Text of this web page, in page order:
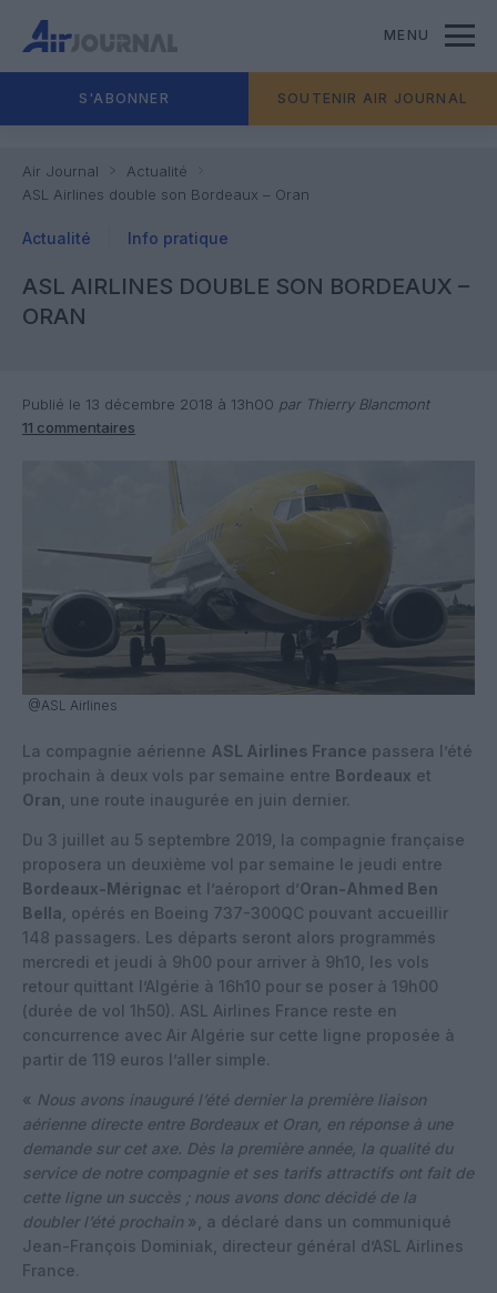
MENU
S'ABONNER SOUTENIR AIR JOURNAL
Air Journal
Actualité
ASL Airlines double son Bordeaux – Oran
Actualité Info pratique
ASL AIRLINES DOUBLE SON BORDEAUX –
ORAN
Publié le 13 décembre 2018 à 13h00 par Thierry Blancmont
11 commentaires
@ASL Airlines
La compagnie aérienne ASL Airlines France passera l’été
prochain à deux vols par semaine entre Bordeaux et
Oran , une route inaugurée en juin dernier.
Du 3 juillet au 5 septembre 2019, la compagnie française
proposera un deuxième vol par semaine le jeudi entre
Bordeaux-Mérignac et l’aéroport d’Oran-Ahmed Ben
Bella , opérés en Boeing 737-300QC pouvant accueillir
148 passagers. Les départs seront alors programmés
mercredi et jeudi à 9h00 pour arriver à 9h10, les vols
retour quittant l’Algérie à 16h10 pour se poser à 19h00
(durée de vol 1h50). ASL Airlines France reste en
concurrence avec Air Algérie sur cette ligne proposée à
partir de 119 euros l’aller simple.
« Nous avons inauguré l’été dernier la première liaison
aérienne directe entre Bordeaux et Oran, en réponse à une
demande sur cet axe. Dès la première année, la qualité du
service de notre compagnie et ses tarifs attractifs ont fait de
cette ligne un succès ; nous avons donc décidé de la
doubler l’été prochain », a déclaré dans un communiqué
Jean-François Dominiak, directeur général d’ASL Airlines
France.